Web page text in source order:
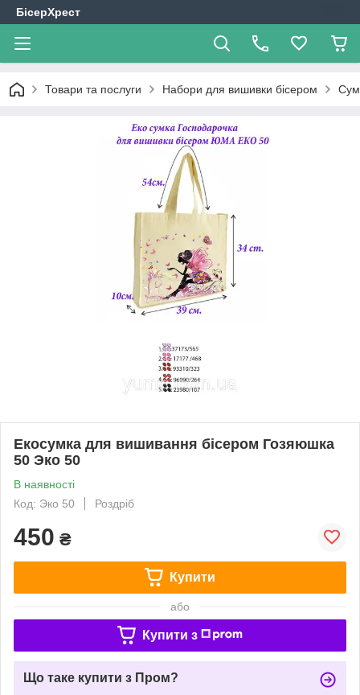
БісерХрест
Товари та послуги Набори для вишивки бісером
Екосумка для вишивання бісером Гозяюшка
50 Эко 50
В наявності
Код: Эко 50
Роздріб
450 ₴
Купити
або
Купити з
Що таке купити з Пром?